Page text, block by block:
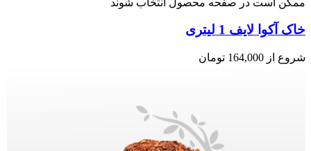
ممکن است در صفحه محصول انتخاب شوند
خاک آکوا لایف 1 لیتری
شروع از 164,000 تومان